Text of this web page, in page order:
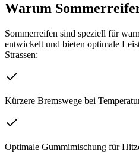
Warum
Sommerreifen sind speziell für
entwickelt und bieten optimale
Strassen:
Kürzere Bremswege bei
Optimale Gummimischung für